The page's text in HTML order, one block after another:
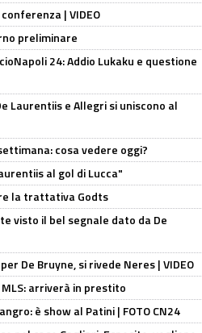
| VIDEO
preliminare
24: Addio Lukaku e questione
Laurentiis e Allegri si uniscono al
cosa vedere oggi?
al gol di Lucca"
la trattativa Godts
visto il bel segnale dato da De
De Bruyne, si rivede Neres | VIDEO
arriverà in prestito
è show al Patini | FOTO CN24